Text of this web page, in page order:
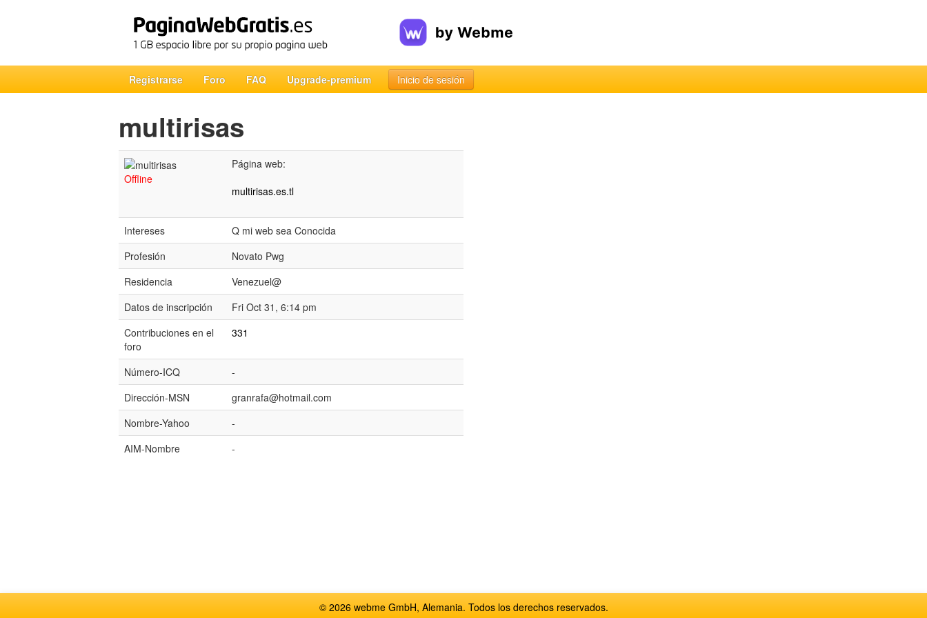
Registrarse Foro FAQ Upgrade-premium Inicio de sesión
multirisas
Offline
Página web:
multirisas.es.tl
Intereses
Q mi web sea Conocida
Profesión
Novato Pwg
Residencia
Venezuel@
Datos de inscripción
Fri Oct 31, 6:14 pm
Contribuciones en el
foro
331
Número-ICQ
-
Dirección-MSN
granrafa@hotmail.com
Nombre-Yahoo
-
AIM-Nombre
-
© 2026 webme GmbH, Alemania. Todos los derechos reservados.